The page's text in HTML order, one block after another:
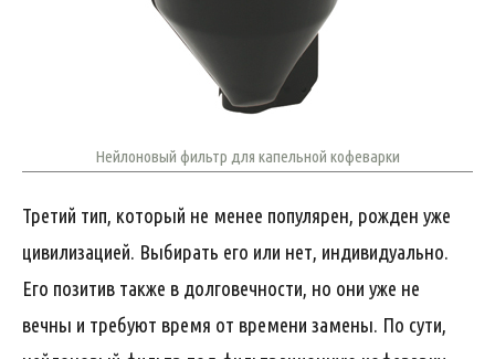
Нейлоновый фильтр для капельной кофеварки
Третий тип, который не менее популярен, рожден уже
цивилизацией. Выбирать его или нет, индивидуально.
Его позитив также в долговечности, но они уже не
вечны и требуют время от времени замены. По сути,